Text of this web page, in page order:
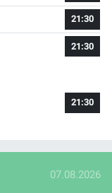
21:30
21:30
21:30
07.08.2026